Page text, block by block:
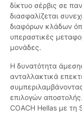
δίκτυο σέρβις σε
διασφαλίζεται
διαφόρων κλάδων
υπεραστικές
μονάδες.
Η δυνατότητα
ανταλλακτικά
επιλογών
COACH Hellas με τη